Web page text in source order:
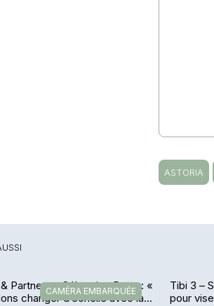
ASTORIA
CAMÉRA EMBARQUÉE
Partners – Sébastien Roca : «
changer d’échelle avec la
Tibi 3 –
pour